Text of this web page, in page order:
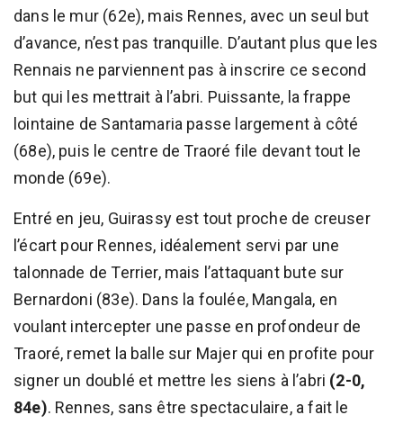
dans le mur (62e), mais Rennes, avec un seul but
d’avance, n’est pas tranquille. D’autant plus que les
Rennais ne parviennent pas à inscrire ce second
but qui les mettrait à l’abri. Puissante, la frappe
lointaine de Santamaria passe largement à côté
(68e), puis le centre de Traoré file devant tout le
monde (69e).
Entré en jeu, Guirassy est tout proche de creuser
l’écart pour Rennes, idéalement servi par une
talonnade de Terrier, mais l’attaquant bute sur
Bernardoni (83e). Dans la foulée, Mangala, en
voulant intercepter une passe en profondeur de
Traoré, remet la balle sur Majer qui en profite pour
signer un doublé et mettre les siens à l’abri (2-0,
84e). Rennes, sans être spectaculaire, a fait le